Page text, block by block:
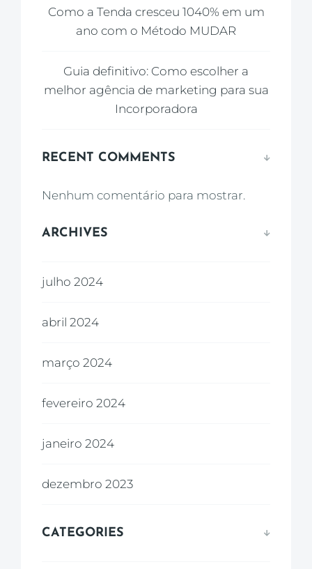
Como a Tenda cresceu 1040% em um
ano com o Método MUDAR
Guia definitivo: Como escolher a
melhor agência de marketing para sua
Incorporadora
RECENT COMMENTS
Nenhum comentário para mostrar.
ARCHIVES
julho 2024
abril 2024
março 2024
fevereiro 2024
janeiro 2024
dezembro 2023
CATEGORIES